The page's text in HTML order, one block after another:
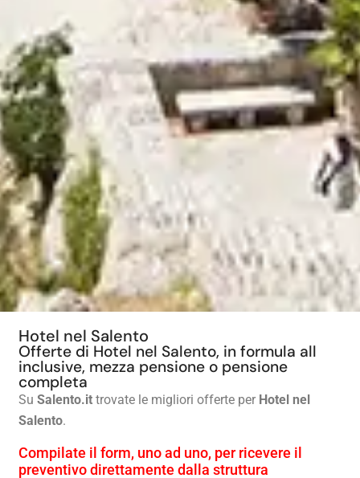
Hotel nel Salento
Offerte di Hotel nel Salento, in formula all
inclusive, mezza pensione o pensione
completa
Su Salento.it trovate le migliori offerte per Hotel nel
Salento.
Compilate il form, uno ad uno, per ricevere il
preventivo direttamente dalla struttura